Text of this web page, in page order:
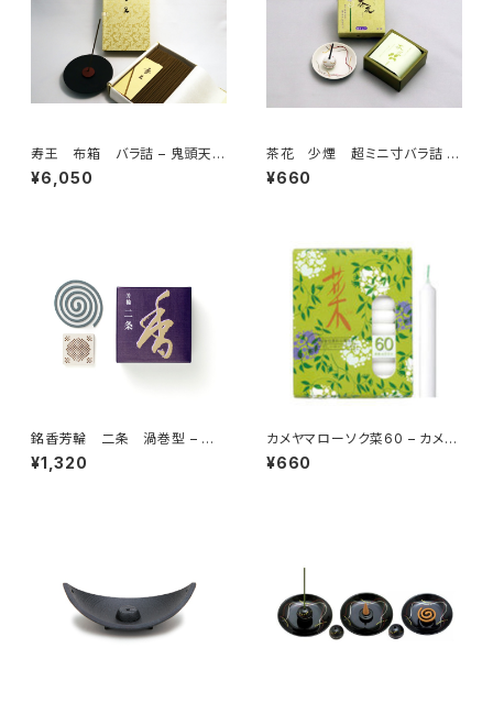
寿王 布箱 バラ詰 – 鬼頭天薫
堂
¥6,050
茶花 少煙 超ミニ寸バラ詰 –
尚林堂
¥660
銘香芳輪 二条 渦巻型 – 松
栄堂
¥1,320
カメヤマローソク菜60 – カメヤ
マ株式会社
¥660